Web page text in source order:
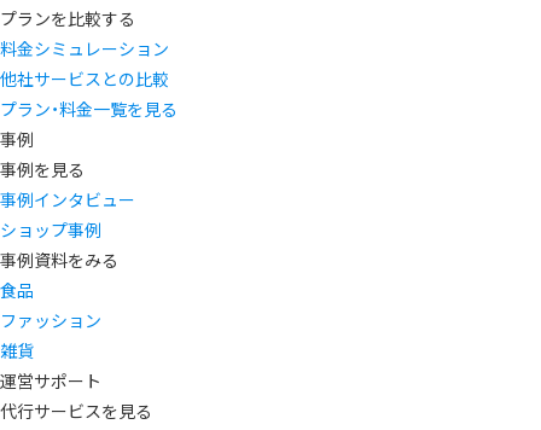
プランを比較する
料金シミュレーション
他社サービスとの比較
プラン・料金一覧を見る
事例
事例を見る
事例インタビュー
ショップ事例
事例資料をみる
食品
ファッション
雑貨
運営サポート
代行サービスを見る